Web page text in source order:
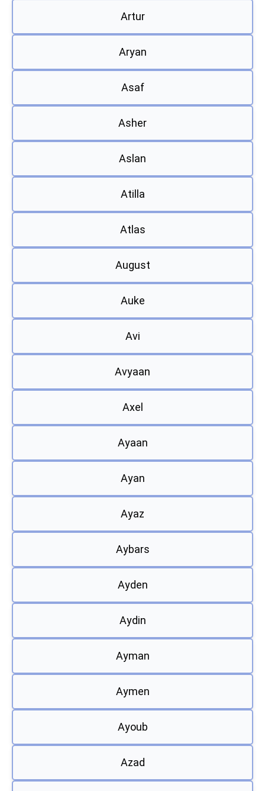
Artur
Aryan
Asaf
Asher
Aslan
Atilla
Atlas
August
Auke
Avi
Avyaan
Axel
Ayaan
Ayan
Ayaz
Aybars
Ayden
Aydin
Ayman
Aymen
Ayoub
Azad